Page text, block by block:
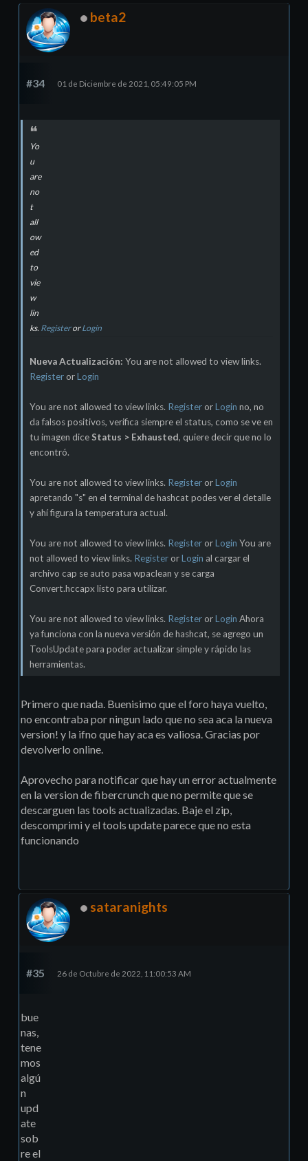
beta2
#34 01 de Diciembre de 2021, 05:49:05 PM
Yo
u
are
no
t
all
ow
ed
to
vie
w
lin
ks. RegisterorLogin
Nueva Actualización: You are not allowed to view links.
RegisterorLogin
You are not allowed to view links. RegisterorLogin no, no
da falsos positivos, verifica siempre el status, como se ve en
tu imagen diceStatus > Exhausted, quiere decir que no lo
encontró.
You are not allowed to view links. RegisterorLogin
apretando "s" en el terminal de hashcat podes ver el detalle
y ahí figura la temperatura actual.
You are not allowed to view links. RegisterorLogin You are
not allowed to view links. RegisterorLogin al cargar el
archivo cap se auto pasa wpaclean y se carga
Convert.hccapx listo para utilizar.
You are not allowed to view links. RegisterorLogin Ahora
ya funciona con la nueva versión de hashcat, se agrego un
ToolsUpdate para poder actualizar simple y rápido las
herramientas.
Primero que nada. Buenisimo que el foro haya vuelto,
no encontraba por ningun lado que no sea aca la nueva
version! y la ifno que hay aca es valiosa. Gracias por
devolverlo online.
Aprovecho para notificar que hay un error actualmente
en la version de fibercrunch que no permite que se
descarguen las tools actualizadas. Baje el zip,
descomprimi y el tools update parece que no esta
funcionando
sataranights
#35 26 de Octubre de 2022, 11:00:53 AM
bue
nas,
tene
mos
algú
n
upd
ate
sob
re el